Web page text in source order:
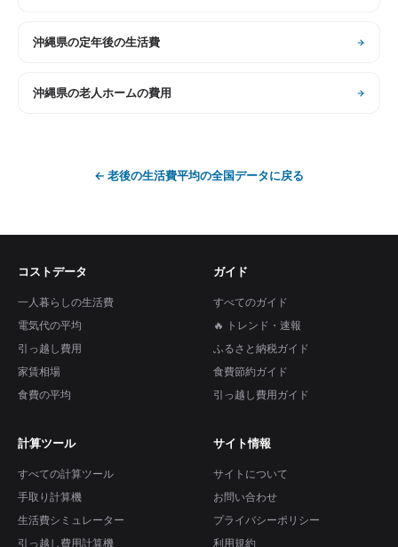
沖縄県の定年後の生活費
沖縄県の老人ホームの費用
← 老後の生活費平均の全国データに戻る
コストデータ
一人暮らしの生活費
電気代の平均
引っ越し費用
家賃相場
食費の平均
ガイド
すべてのガイド
🔥 トレンド・速報
ふるさと納税ガイド
食費節約ガイド
引っ越し費用ガイド
計算ツール
すべての計算ツール
手取り計算機
生活費シミュレーター
引っ越し費用計算機
サイト情報
サイトについて
お問い合わせ
プライバシーポリシー
利用規約